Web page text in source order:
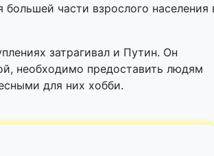
части взрослого населения
затрагивал и Путин. Он
необходимо предоставить людям
для них хобби.